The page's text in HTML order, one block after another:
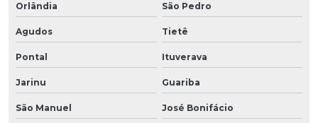
Orlândia São Pedro
Agudos Tietê
Pontal Ituverava
Jarinu Guariba
São Manuel José Bonifácio